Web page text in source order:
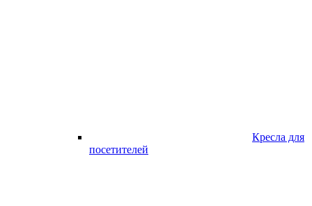
Кресла для
посетителей